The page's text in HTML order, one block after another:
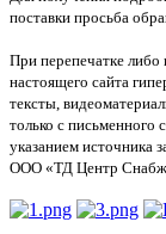
поставки просьба
При перепечатке либо
настоящего сайта
тексты,
только с письменного
указанием источника
ООО «ТД Центр